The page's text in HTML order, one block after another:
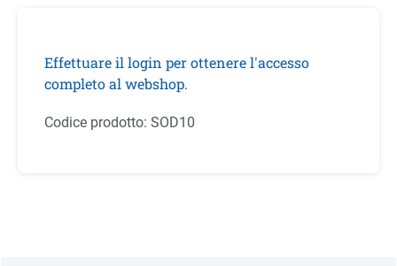
Effettuare il login per ottenere l'accesso
completo al webshop.
Codice prodotto: SOD10